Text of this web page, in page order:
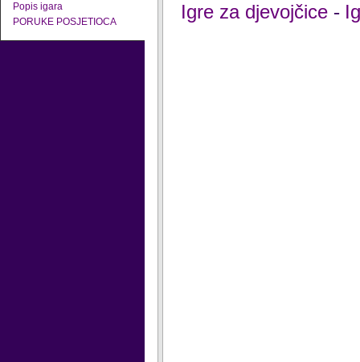
Popis igara
PORUKE POSJETIOCA
Igre za djevojčice -